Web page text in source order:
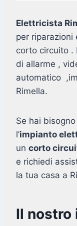
Elettricista
per riparazioni
corto circuito .
di allarme ,
automatico
Rimella.
Se hai
l’impianto
un corto
e richiedi
la tua casa a
Il nostro